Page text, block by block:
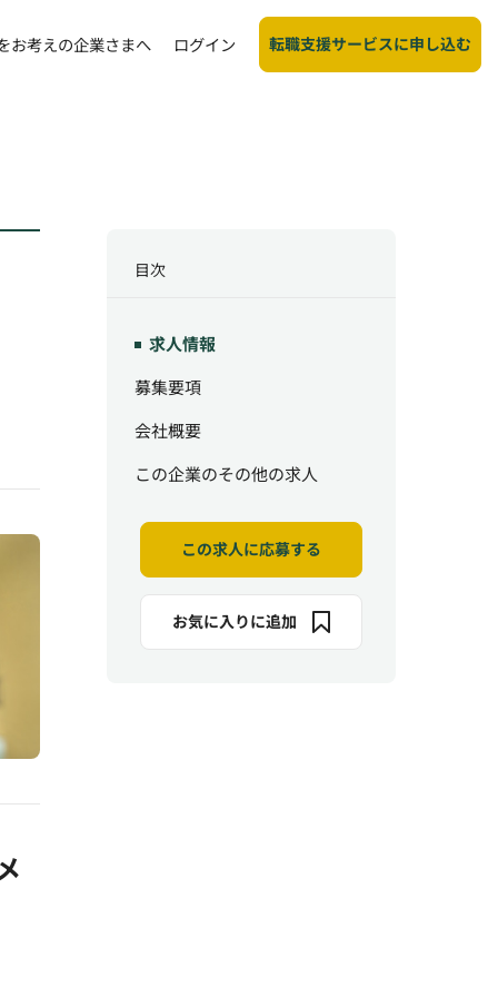
お考えの企業さまへ ログイン 転職支援サービスに申し込む
目次
求人情報
募集要項
会社概要
この企業のその他の求人
この求人に応募する
お気に入りに追加